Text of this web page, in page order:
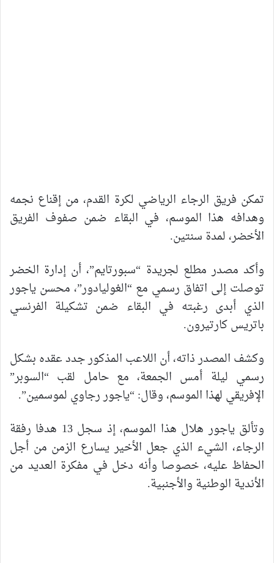
تمكن فريق الرجاء الرياضي لكرة القدم، من إقناع نجمه
وهدافه هذا الموسم، في البقاء ضمن صفوف الفريق
الأخضر، لمدة سنتين.
وأكد مصدر مطلع لجريدة “سبورتايم”، أن إدارة الخضر
توصلت إلى اتفاق رسمي مع “الغوليادور”، محسن ياجور
الذي أبدى رغبته في البقاء ضمن تشكيلة الفرنسي
باتريس كارتيرون.
وكشف المصدر ذاته، أن اللاعب المذكور جدد عقده بشكل
رسمي ليلة أمس الجمعة، مع حامل لقب “السوبر”
الإفريقي لهذا الموسم، وقال: “ياجور رجاوي لموسمين”.
وتألق ياجور هلال هذا الموسم، إذ سجل 13 هدفا رفقة
الرجاء، الشيء الذي جعل الأخير يسارع الزمن من أجل
الحفاظ عليه، خصوصا وأنه دخل في مفكرة العديد من
الأندية الوطنية والأجنبية.